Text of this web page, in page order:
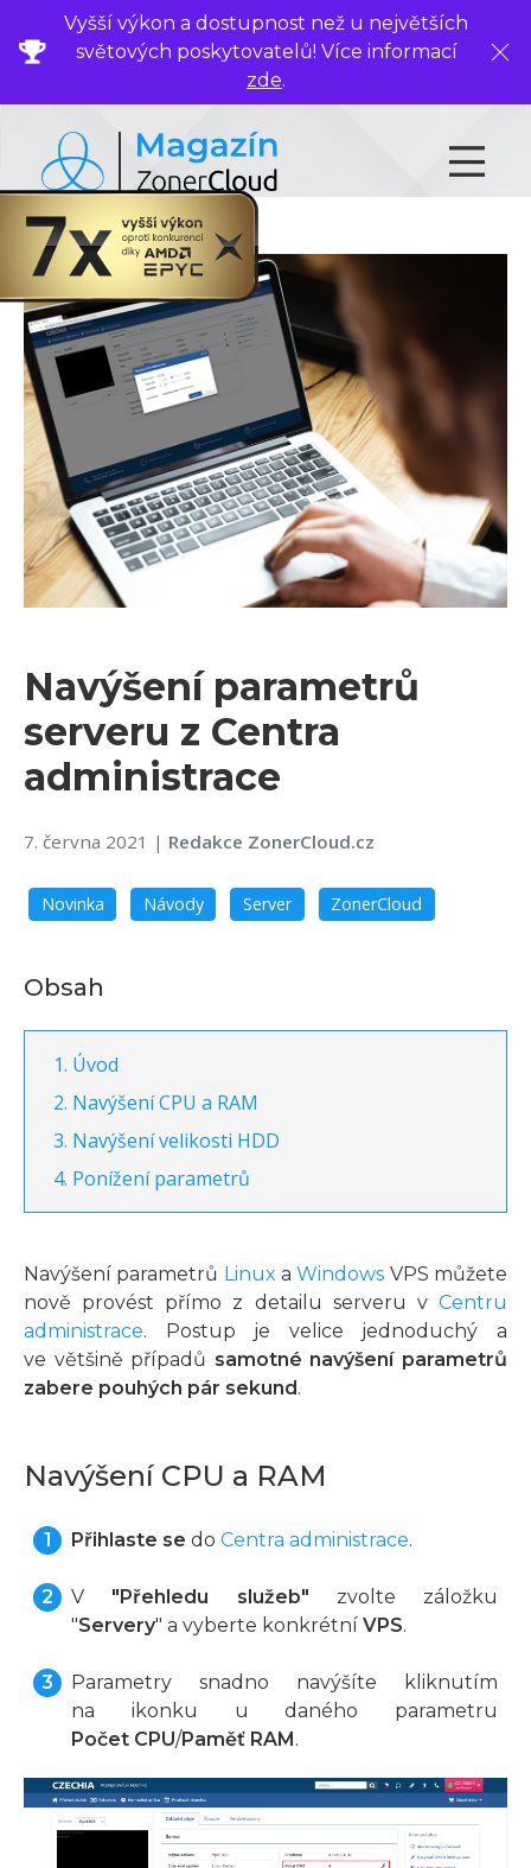
Vyšší výkon a dostupnost než u největších
světových poskytovatelů! Více informací
zde.
Navýšení parametrů
serveru z Centra
administrace
7. června 2021 | Redakce ZonerCloud.cz
Novinka Návody Server ZonerCloud
Obsah
Úvod
Navýšení CPU a RAM
Navýšení velikosti HDD
Ponížení parametrů
Navýšení parametrů Linux aWindows VPS můžete
nově provést přímo z detailu serveru v Centru
administrace. Postup je velice jednoduchý a
ve většině případů samotné navýšení parametrů
zabere pouhých pár sekund .
Navýšení CPU a RAM
Přihlaste se do Centra administrace.
V "Přehledu služeb" zvolte záložku
"Servery" a vyberte konkrétní VPS.
Parametry snadno navýšíte kliknutím
na ikonku u daného parametru
Počet CPU/Paměť RAM .